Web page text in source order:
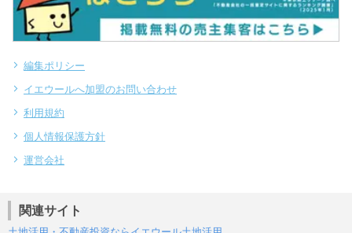
編集ポリシー
イエウールへ加盟のお問い合わせ
利用規約
個人情報保護方針
運営会社
関連サイト